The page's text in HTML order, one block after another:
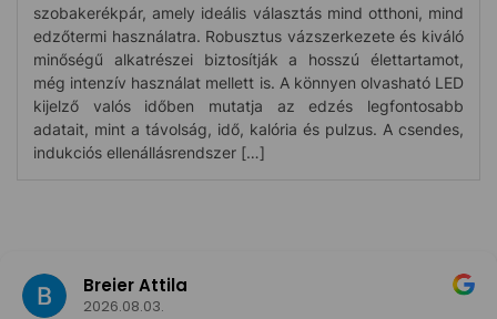
szobakerékpár, amely ideális választás mind otthoni, mind
edzőtermi használatra. Robusztus vázszerkezete és kiváló
minőségű alkatrészei biztosítják a hosszú élettartamot,
még intenzív használat mellett is. A könnyen olvasható LED
kijelző valós időben mutatja az edzés legfontosabb
adatait, mint a távolság, idő, kalória és pulzus. A csendes,
indukciós ellenállásrendszer […]
Breier Attila
2026.08.03.